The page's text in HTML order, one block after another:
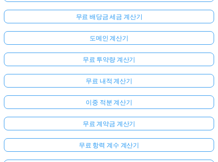
무료 배당금 세금 계산기
도메인 계산기
무료 투약량 계산기
무료 내적 계산기
이중 적분 계산기
무료 계약금 계산기
무료 항력 계수 계산기